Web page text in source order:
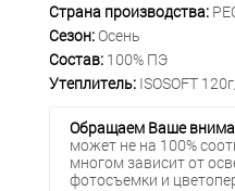
Страна производства:
Сезон:Осень
Состав: 100% ПЭ
Утеплитель: ISOSOFT
Обращаем Ваше
может не на 100%
многом зависит от
фотосъемки и